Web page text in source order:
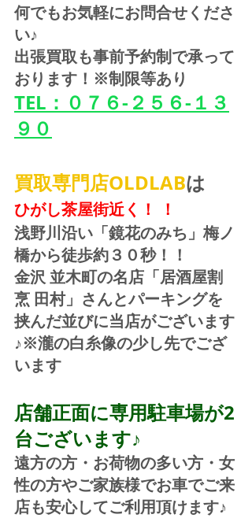
何でもお気軽にお問合せくださ
い♪
出張買取も事前予約制で承って
おります！※制限等あり
TEL：０７６-２５６-１３
９０
買取専門店OLDLABは
ひがし茶屋街近く！ ！
浅野川沿い「鏡花のみち」梅ノ
橋から徒歩約３０秒！！
金沢 並木町の名店「居酒屋割
烹 田村」さんとパーキングを
挟んだ並びに当店がございます
♪※瀧の白糸像の少し先でござ
います
店舗正面に専用駐車場が2
台ございます♪
遠方の方・お荷物の多い方・女
性の方やご家族様でお車でご来
店も安心してご利用頂けます♪